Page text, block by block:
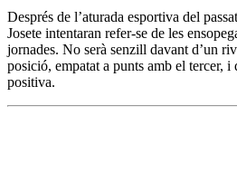
Després de l’aturada esportiva del
Josete intentaran refer-se de les
jornades. No serà senzill davant d’un
posició, empatat a punts amb el tercer, i
positiva.